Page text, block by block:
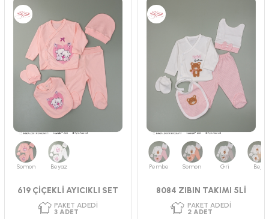
PAKET ADEDI
0-3 AY
PAKET ADEDI
3-6 AY
Somon Beyaz
619 ÇİÇEKLİ AYICIKLI SET
Pembe Somon Gri Bej
8084 ZIBIN TAKIMI 5Lİ